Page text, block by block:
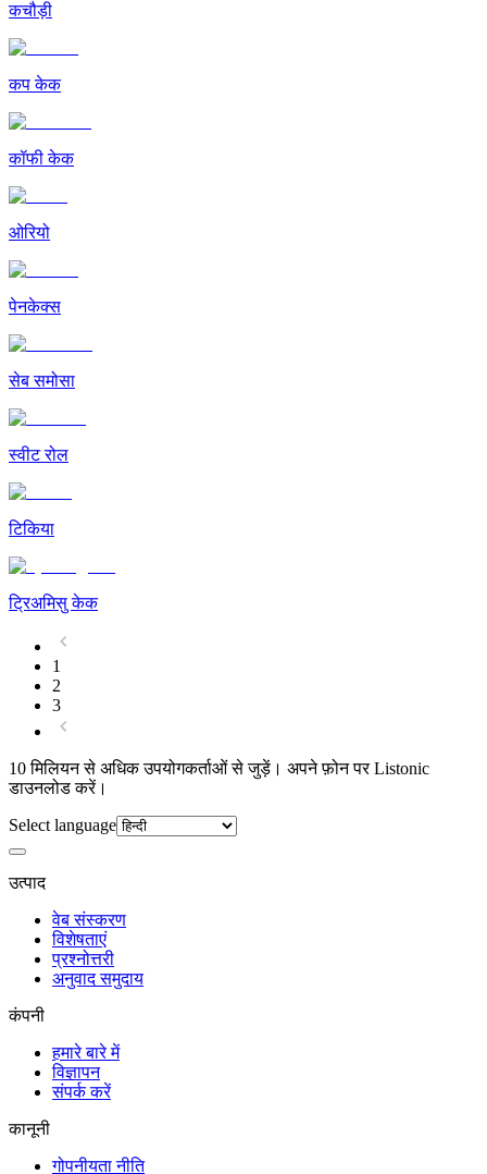
कचौड़ी
कप केक
कॉफी केक
ओरियो
पेनकेक्स
सेब समोसा
स्वीट रोल
टिकिया
ट्रिअमिसु केक
1
2
3
10 मिलियन से अधिक उपयोगकर्ताओं से जुड़ें। अपने फ़ोन पर Listonic
डाउनलोड करें।
Select language
उत्पाद
वेब संस्करण
विशेषताएं
प्रश्नोत्तरी
अनुवाद समुदाय
कंपनी
हमारे बारे में
विज्ञापन
संपर्क करें
कानूनी
गोपनीयता नीति